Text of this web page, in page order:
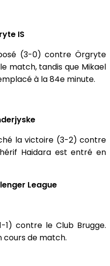
IS
(3-0) contre Örgryte
match, tandis que Mikael
à la 84e minute.
la victoire (3-2) contre
Haidara est entré en
League
1) contre le Club Brugge.
cours de match.